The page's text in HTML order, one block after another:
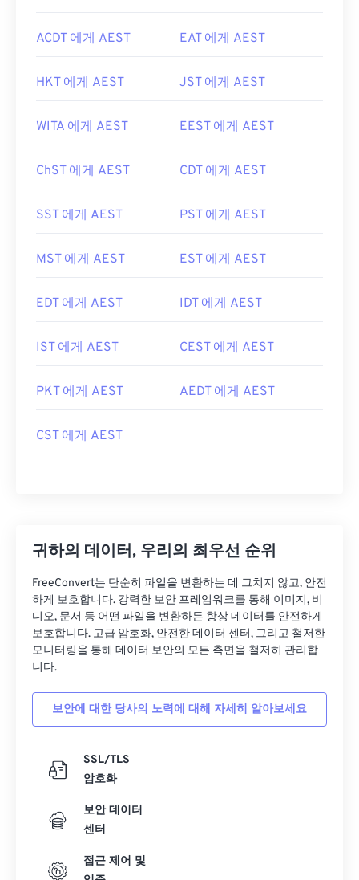
ACDT 에게 AEST EAT 에게 AEST
HKT 에게 AEST JST 에게 AEST
WITA 에게 AEST EEST 에게 AEST
ChST 에게 AEST CDT 에게 AEST
SST 에게 AEST PST 에게 AEST
MST 에게 AEST EST 에게 AEST
EDT 에게 AEST IDT 에게 AEST
IST 에게 AEST CEST 에게 AEST
PKT 에게 AEST AEDT 에게 AEST
CST 에게 AEST
귀하의 데이터, 우리의 최우선 순위
FreeConvert는 단순히 파일을 변환하는 데 그치지 않고, 안전
하게 보호합니다. 강력한 보안 프레임워크를 통해 이미지, 비
디오, 문서 등 어떤 파일을 변환하든 항상 데이터를 안전하게
보호합니다. 고급 암호화, 안전한 데이터 센터, 그리고 철저한
모니터링을 통해 데이터 보안의 모든 측면을 철저히 관리합
니다.
보안에 대한 당사의 노력에 대해 자세히 알아보세요
SSL/TLS
암호화
보안 데이터
센터
접근 제어 및